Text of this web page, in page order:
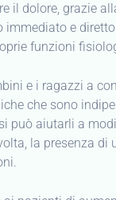
il dolore, grazie
immediato e
funzioni
e i ragazzi a
che sono
può aiutarli a
la presenza di